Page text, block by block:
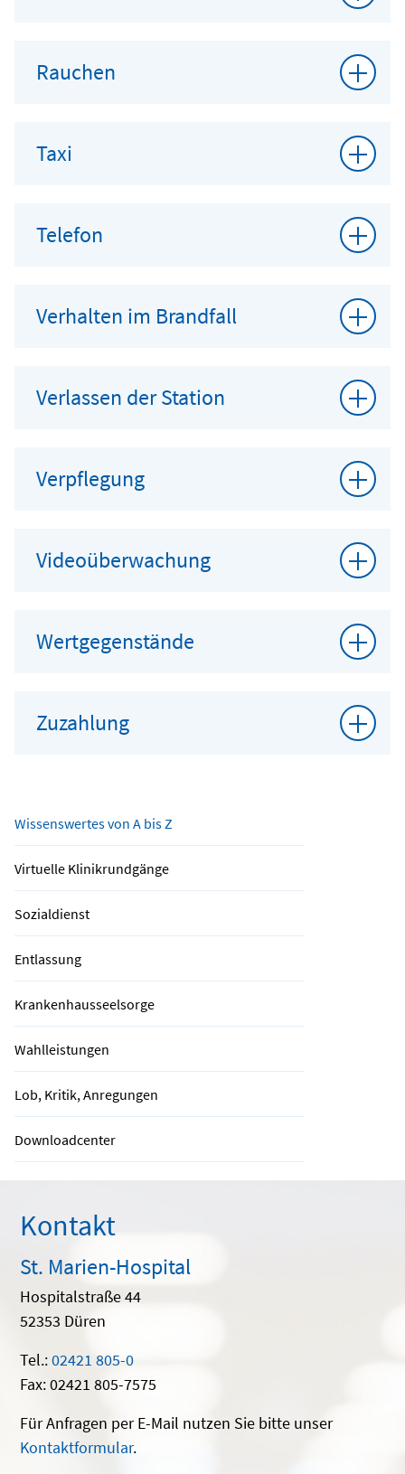
Wissenswertes von A bis Z
Virtuelle Klinikrundgänge
Sozialdienst
Entlassung
Krankenhausseelsorge
Wahlleistungen
Lob, Kritik, Anregungen
Downloadcenter
Rauchen
Taxi
Telefon
Verhalten im Brandfall
Verlassen der Station
Verpflegung
Videoüberwachung
Wertgegenstände
Zuzahlung
Kontakt
St. Marien-Hospital
Hospitalstraße 44
52353 Düren
Tel.:02421 805-0
Fax: 02421 805-7575
Für Anfragen per E-Mail nutzen Sie bitte unser
Kontaktformular.